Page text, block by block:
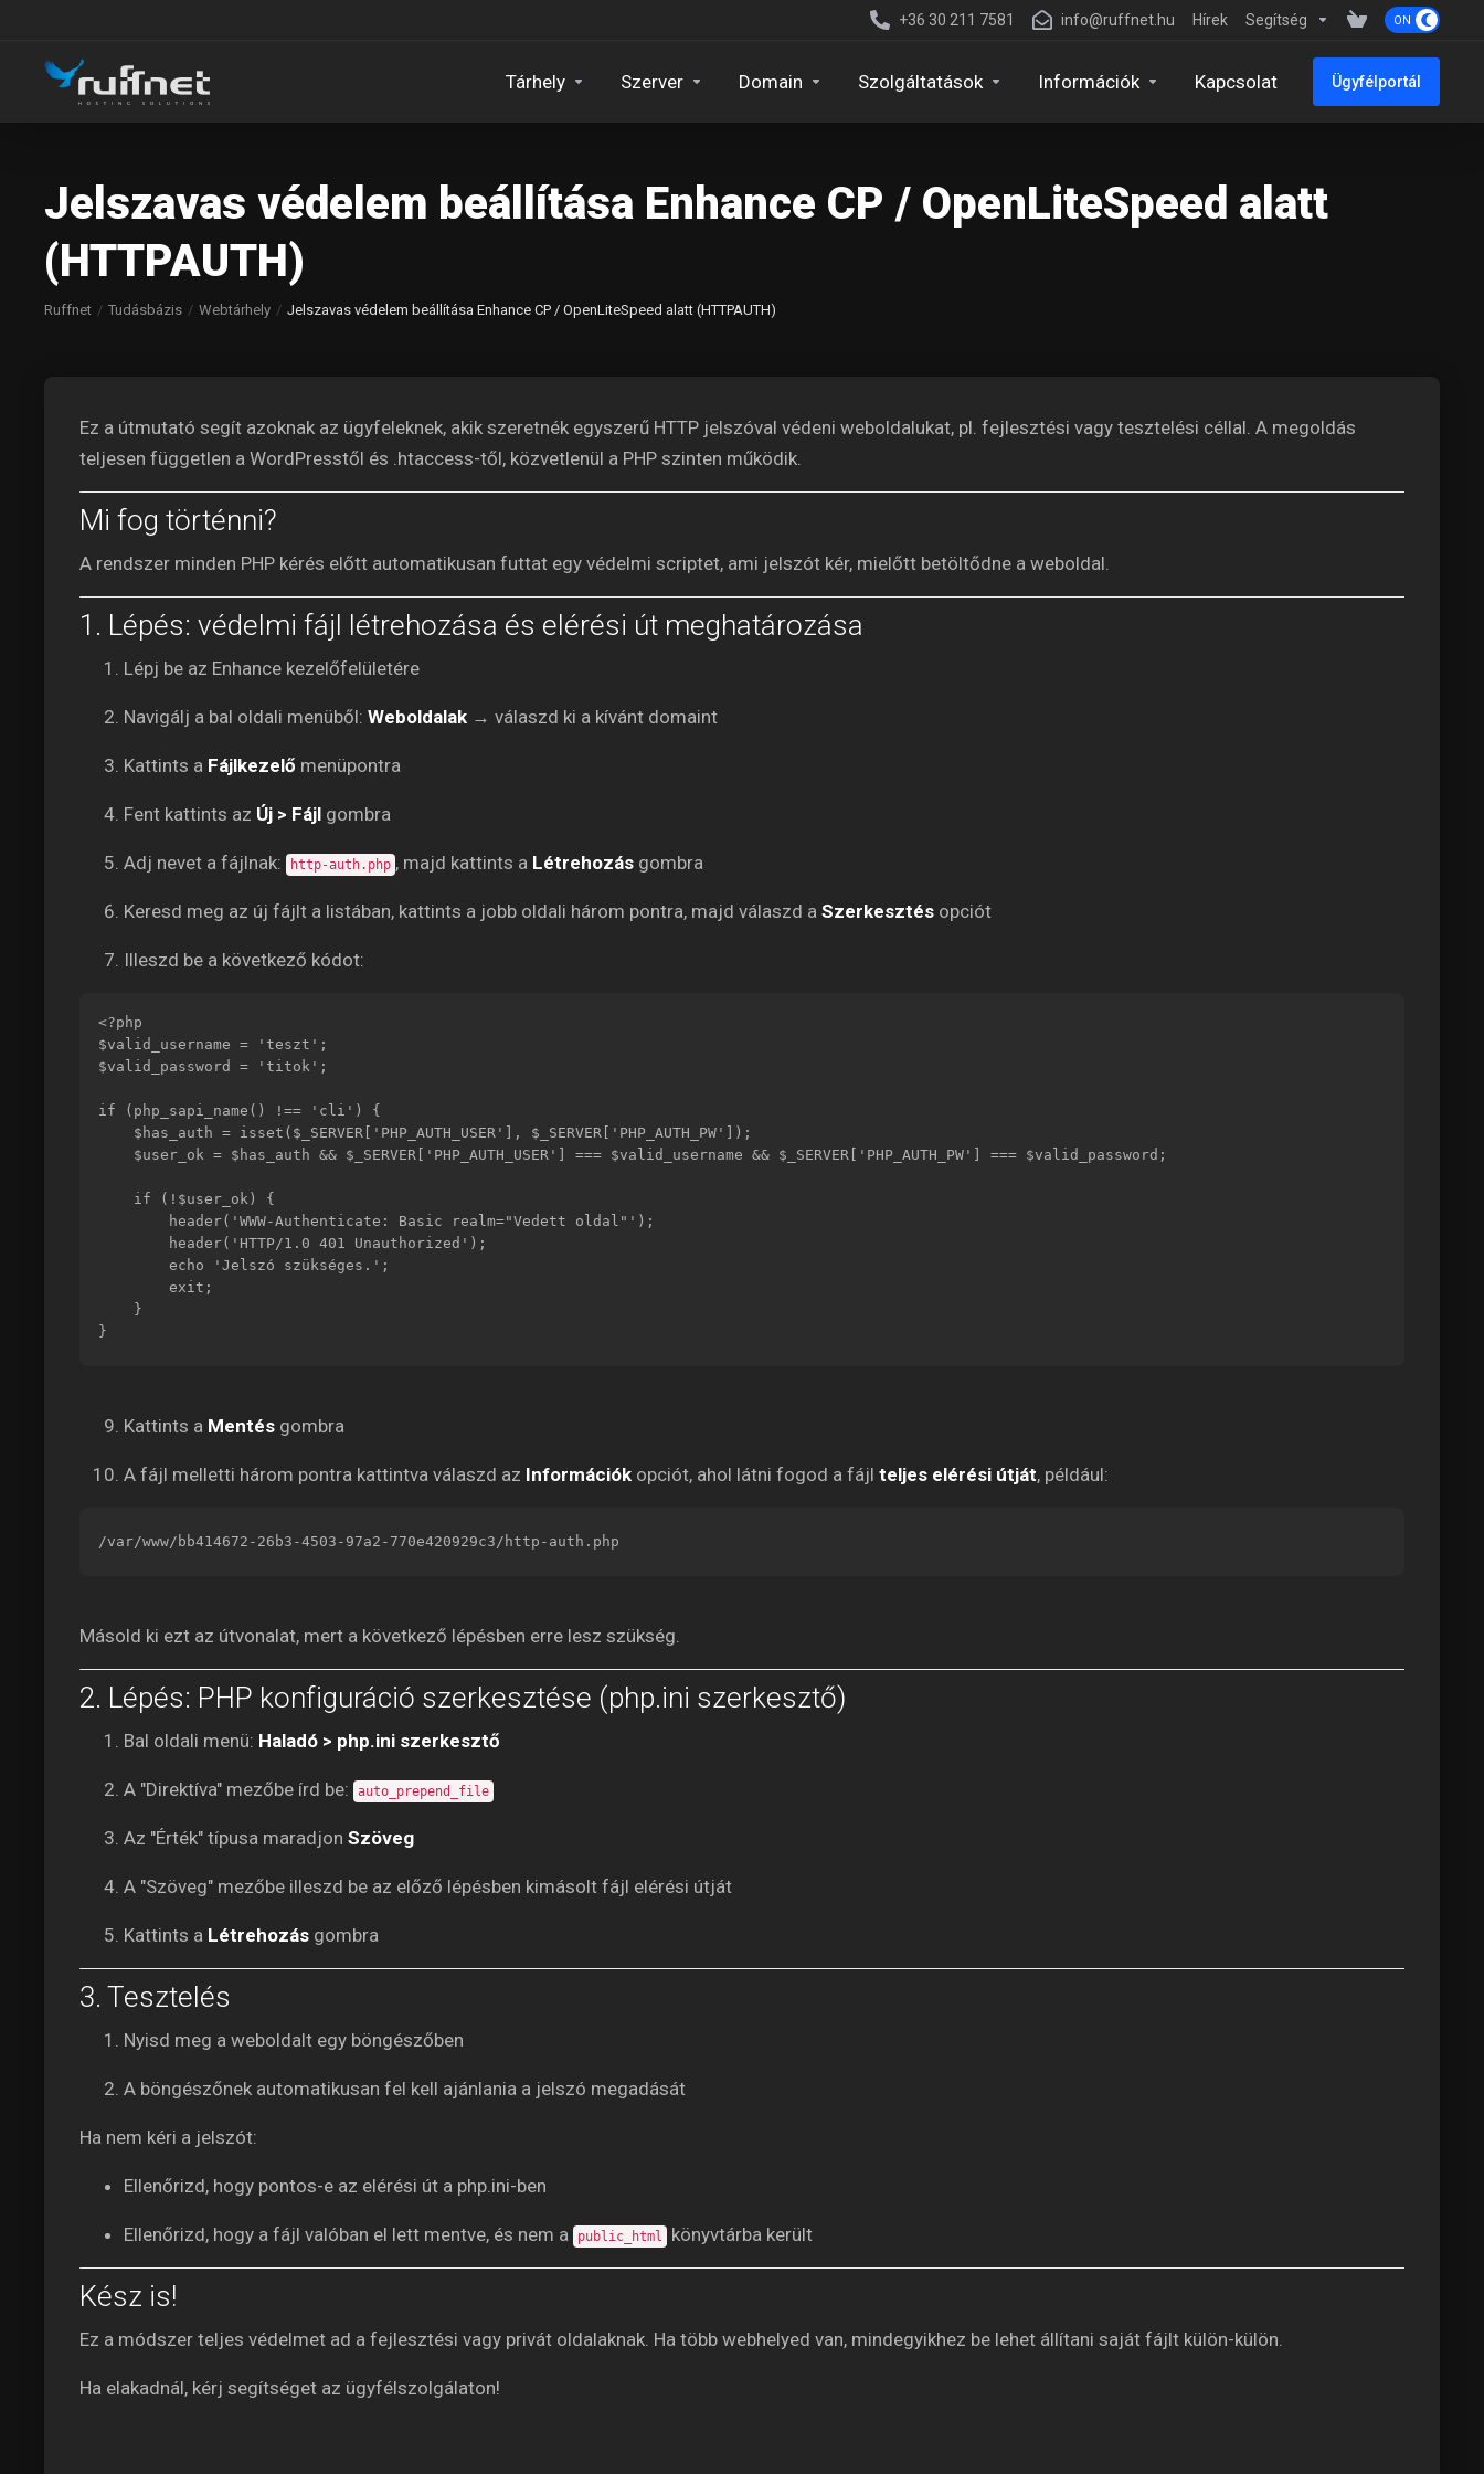
+36 30 211 7581 info@ruffnet.hu Hírek Segítség
Tárhely Szerver Domain Szolgáltatások Információk Kapcsolat Ügyfélportál
Jelszavas védelem beállítása Enhance CP / OpenLiteSpeed alatt
(HTTPAUTH)
Ruffnet Tudásbázis Webtárhely Jelszavas védelem beállítása Enhance CP / OpenLiteSpeed alatt (HTTPAUTH)
Ez a útmutató segít azoknak az ügyfeleknek, akik szeretnék egyszerű HTTP jelszóval védeni weboldalukat, pl. fejlesztési vagy tesztelési céllal. A megoldás
teljesen független a WordPresstől és .htaccess-től, közvetlenül a PHP szinten működik.
Mi fog történni?
A rendszer minden PHP kérés előtt automatikusan futtat egy védelmi scriptet, ami jelszót kér, mielőtt betöltődne a weboldal.
1. Lépés: védelmi fájl létrehozása és elérési út meghatározása
Lépj be az Enhance kezelőfelületére
Navigálj a bal oldali menüből: Weboldalak → válaszd ki a kívánt domaint
Kattints a Fájlkezelő menüpontra
Fent kattints az Új > Fájl gombra
Adj nevet a fájlnak: http-auth.php , majd kattints a Létrehozás gombra
Keresd meg az új fájlt a listában, kattints a jobb oldali három pontra, majd válaszd a Szerkesztés opciót
Illeszd be a következő kódot:
<?php
$valid_username = 'teszt';
$valid_password = 'titok';
if (php_sapi_name() !== 'cli') {
}
Kattints a Mentés gombra
A fájl melletti három pontra kattintva válaszd az Információk opciót, ahol látni fogod a fájl teljes elérési útját, például:
/var/www/bb414672-26b3-4503-97a2-770e420929c3/http-auth.php
Másold ki ezt az útvonalat, mert a következő lépésben erre lesz szükség.
2. Lépés: PHP konfiguráció szerkesztése (php.ini szerkesztő)
Bal oldali menü: Haladó > php.ini szerkesztő
A "Direktíva" mezőbe írd be: auto_prepend_file
Az "Érték" típusa maradjon Szöveg
A "Szöveg" mezőbe illeszd be az előző lépésben kimásolt fájl elérési útját
Kattints a Létrehozás gombra
3. Tesztelés
Nyisd meg a weboldalt egy böngészőben
A böngészőnek automatikusan fel kell ajánlania a jelszó megadását
Ha nem kéri a jelszót:
Ellenőrizd, hogy pontos-e az elérési út a php.ini-ben
Ellenőrizd, hogy a fájl valóban el lett mentve, és nem a public_html könyvtárba került
Kész is!
Ez a módszer teljes védelmet ad a fejlesztési vagy privát oldalaknak. Ha több webhelyed van, mindegyikhez be lehet állítani saját fájlt külön-külön.
Ha elakadnál, kérj segítséget az ügyfélszolgálaton!